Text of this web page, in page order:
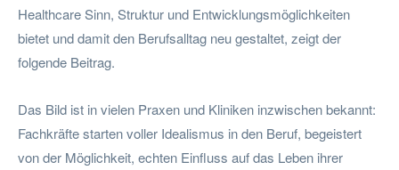
Healthcare Sinn, Struktur und Entwicklungsmöglichkeiten
bietet und damit den Berufsalltag neu gestaltet, zeigt der
folgende Beitrag.
Das Bild ist in vielen Praxen und Kliniken inzwischen bekannt:
Fachkräfte starten voller Idealismus in den Beruf, begeistert
von der Möglichkeit, echten Einfluss auf das Leben ihrer